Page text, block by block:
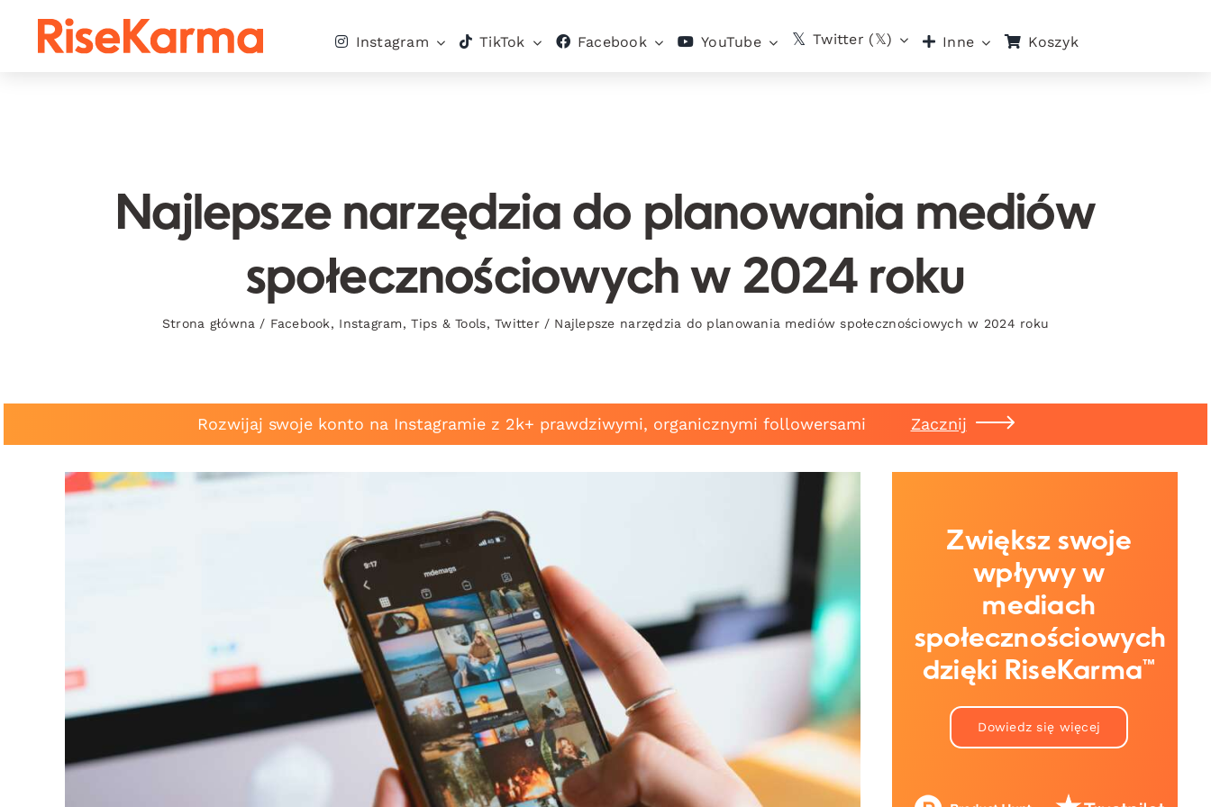
Instagram TikTok Facebook YouTube Twitter (𝕏) Inne Koszyk
Najlepsze narzędzia do planowania mediów
społecznościowych w 2024 roku
Strona główna / Facebook, Instagram,Tips & Tools,Twitter / Najlepsze narzędzia do planowania mediów społecznościowych w 2024 roku
Rozwijaj swoje konto na Instagramie z 2k+ prawdziwymi, organicznymi followersami Zacznij
Zwiększ swoje
wpływy w
mediach
społecznościowych
dzięki RiseKarma™
Dowiedz się więcej